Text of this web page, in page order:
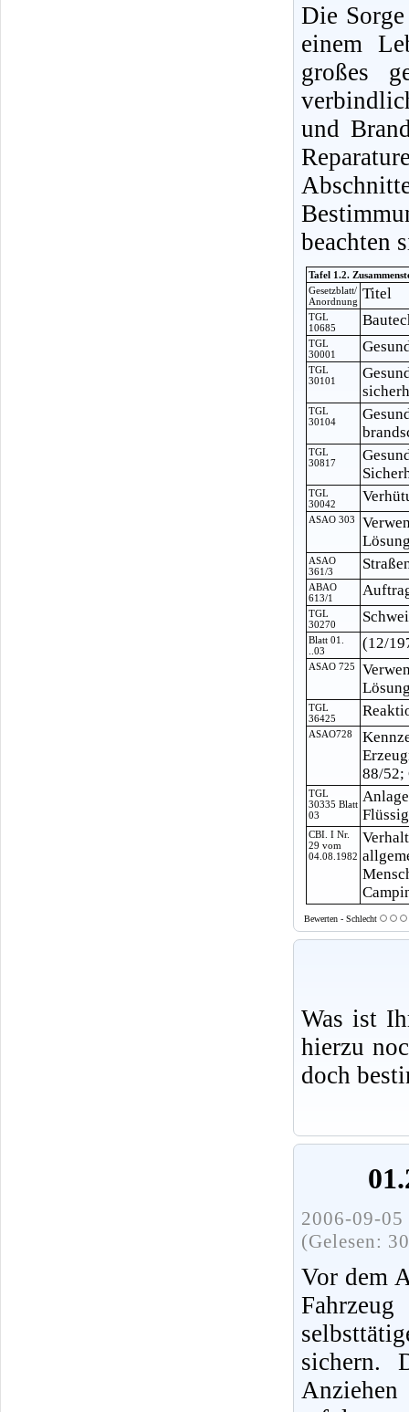
Die
einem
großes
und
beachten
Tafel 1.2.
Gesetzblatt/
Anordnung Titel
TGL
10685
TGL
30001
TGL
30101
TGL
30104
TGL
30817
TGL
30042
ASAO 303
ASAO
361/3
ABAO
613/1
TGL
30270
Blatt 01.
..03
(12/
ASAO 725
TGL
36425
ASAO728
88/52;
TGL
30335 Blatt
03
CBI. I Nr.
29 vom
04.08.1982
Bewerten - Schlecht
Was ist
hierzu
doch
2006-09-
(Gelesen:
Vor dem
sichern.
Anziehen